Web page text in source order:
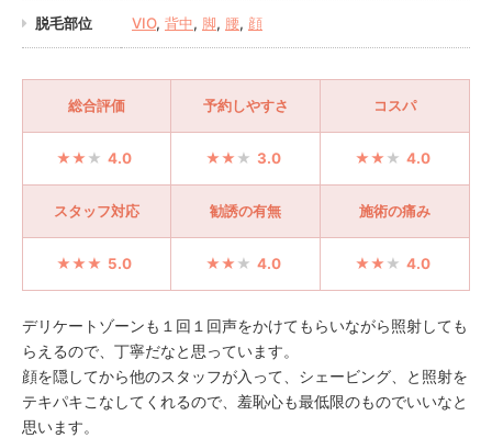
脱毛部位 VIO, 背中, 脚, 腰, 顔
総合評価 予約しやすさ コスパ
4.0 3.0 4.0
スタッフ対応 勧誘の有無 施術の痛み
5.0 4.0 4.0
デリケートゾーンも１回１回声をかけてもらいながら照射しても
らえるので、丁寧だなと思っています。
顔を隠してから他のスタッフが入って、シェービング、と照射を
テキパキこなしてくれるので、羞恥心も最低限のものでいいなと
思います。